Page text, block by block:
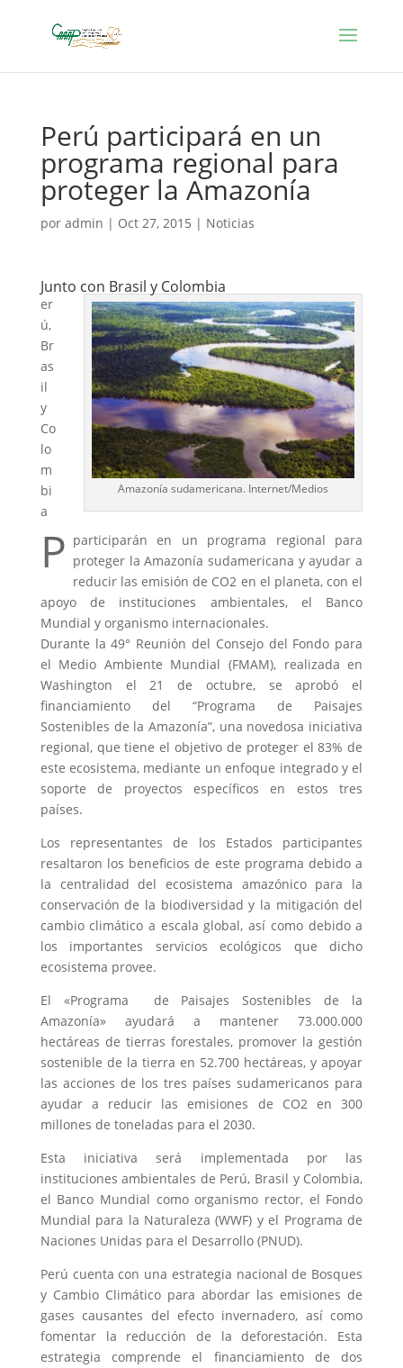
Perú participará en un
programa regional para
proteger la Amazonía
por admin | Oct 27, 2015 | Noticias
Junto con Brasil y Colombia
Amazonía sudamericana. Internet/Medios
P
er
ú,
Br
as
il
y
Co
lo
m
bi
a
participarán en un programa regional para
proteger la Amazonía sudamericana y ayudar a
reducir las emisión de CO2 en el planeta, con el
apoyo de instituciones ambientales, el Banco
Mundial y organismo internacionales.
Durante la 49° Reunión del Consejo del Fondo para
el Medio Ambiente Mundial (FMAM), realizada en
Washington el 21 de octubre, se aprobó el
financiamiento del “Programa de Paisajes
Sostenibles de la Amazonía”, una novedosa iniciativa
regional, que tiene el objetivo de proteger el 83% de
este ecosistema, mediante un enfoque integrado y el
soporte de proyectos específicos en estos tres
países.
Los representantes de los Estados participantes
resaltaron los beneficios de este programa debido a
la centralidad del ecosistema amazónico para la
conservación de la biodiversidad y la mitigación del
cambio climático a escala global, así como debido a
los importantes servicios ecológicos que dicho
ecosistema provee.
El «Programa de Paisajes Sostenibles de la
Amazonía» ayudará a mantener 73.000.000
hectáreas de tierras forestales, promover la gestión
sostenible de la tierra en 52.700 hectáreas, y apoyar
las acciones de los tres países sudamericanos para
ayudar a reducir las emisiones de CO2 en 300
millones de toneladas para el 2030.
Esta iniciativa será implementada por las
instituciones ambientales de Perú, Brasil y Colombia,
el Banco Mundial como organismo rector, el Fondo
Mundial para la Naturaleza (WWF) y el Programa de
Naciones Unidas para el Desarrollo (PNUD).
Perú cuenta con una estrategia nacional de Bosques
y Cambio Climático para abordar las emisiones de
gases causantes del efecto invernadero, así como
fomentar la reducción de la deforestación. Esta
estrategia comprende el financiamiento de dos